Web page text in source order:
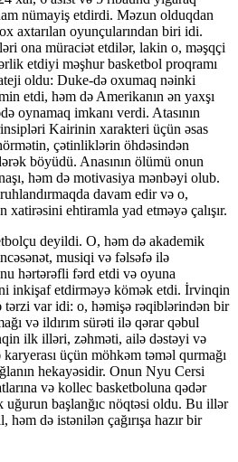
nümayiş etdirdi. Məzun olduqdan
axtarılan oyunçularından biri idi.
ona müraciət etdilər, lakin o, məşqçi
etdiyi məşhur basketbol proqramı
oldu: Duke-də oxumaq nəinki
etdi, həm də Amerikanın ən yaxşı
oynamaq imkanı verdi. Atasının
Kairinin xarakteri üçün əsas
çətinliklərin öhdəsindən
böyüdü. Anasının ölümü onun
həm də motivasiya mənbəyi olub.
davam edir və o,
xatirəsini ehtiramla yad etməyə çalışır.
deyildi. O, həm də akademik
musiqi və fəlsəfə ilə
hərtərəfli fərd etdi və oyuna
inkişaf etdirməyə kömək etdi. İrvinqin
tərzi var idi: o, həmişə rəqiblərindən bir
və ildırım sürəti ilə qərar qəbul
ilk illəri, zəhməti, ailə dəstəyi və
karyerası üçün möhkəm təməl qurmağı
hekayəsidir. Onun Nyu Cersi
və kollec basketboluna qədər
başlanğıc nöqtəsi oldu. Bu illər
də istənilən çağırışa hazır bir